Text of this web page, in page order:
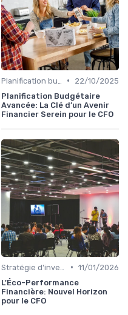
•
22/10/2025
Planification Budgétaire
Avancée: La Clé d’un Avenir
Financier Serein pour le CFO
• 11/01/2026
L'Éco-Performance
Financière: Nouvel Horizon
pour le CFO